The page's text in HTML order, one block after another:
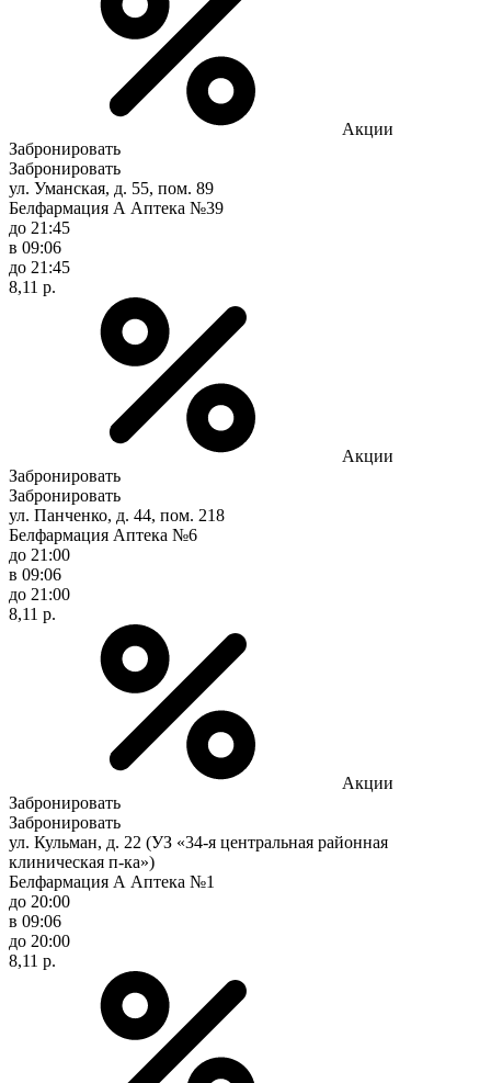
Акции
Забронировать
Забронировать
ул. Уманская, д. 55, пом. 89
Белфармация А Аптека №39
до 21:45
в 09:06
до 21:45
8,11 р.
Акции
Забронировать
Забронировать
ул. Панченко, д. 44, пом. 218
Белфармация Аптека №6
до 21:00
в 09:06
до 21:00
8,11 р.
Акции
Забронировать
Забронировать
ул. Кульман, д. 22 (УЗ «34-я центральная районная
клиническая п-ка»)
Белфармация А Аптека №1
до 20:00
в 09:06
до 20:00
8,11 р.